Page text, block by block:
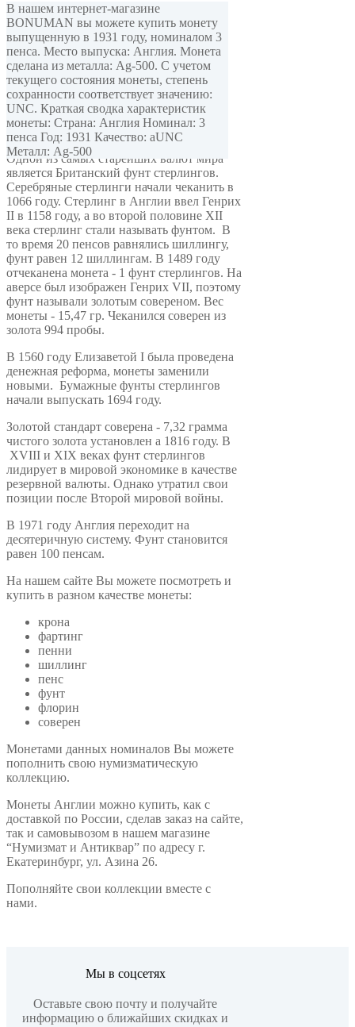
В нашем интернет-магазине
BONUMAN вы можете купить монету
выпущенную в 1931 году, номиналом 3
пенса. Место выпуска: Англия. Монета
сделана из металла: Ag-500. С учетом
текущего состояния монеты, степень
сохранности соответствует значению:
UNC. Краткая сводка характеристик
монеты: Страна: Англия Номинал: 3
пенса Год: 1931 Качество: aUNC
Металл: Ag-500
В данном разделе Вы можете Найти и
купить монеты Англии разных типов и
периодов.
Одной из самых старейших валют мира
является Британский фунт стерлингов.
Серебряные стерлинги начали чеканить в
1066 году. Стерлинг в Англии ввел Генрих
II в 1158 году, а во второй половине XII
века стерлинг стали называть фунтом. В
то время 20 пенсов равнялись шиллингу,
фунт равен 12 шиллингам. В 1489 году
отчеканена монета - 1 фунт стерлингов. На
аверсе был изображен Генрих VII, поэтому
фунт называли золотым совереном. Вес
монеты - 15,47 гр. Чеканился соверен из
золота 994 пробы.
В 1560 году Елизаветой I была проведена
денежная реформа, монеты заменили
новыми. Бумажные фунты стерлингов
начали выпускать 1694 году.
Золотой стандарт соверена - 7,32 грамма
чистого золота установлен а 1816 году. В
XVIII и XIX веках фунт стерлингов
лидирует в мировой экономике в качестве
резервной валюты. Однако утратил свои
позиции после Второй мировой войны.
В 1971 году Англия переходит на
десятеричную систему. Фунт становится
равен 100 пенсам.
На нашем сайте Вы можете посмотреть и
купить в разном качестве монеты:
крона
фартинг
пенни
шиллинг
пенс
фунт
флорин
соверен
Монетами данных номиналов Вы можете
пополнить свою нумизматическую
коллекцию.
Монеты Англии можно купить, как с
доставкой по России, сделав заказ на сайте,
так и самовывозом в нашем магазине
“Нумизмат и Антиквар” по адресу г.
Екатеринбург, ул. Азина 26.
Пополняйте свои коллекции вместе с
нами.
Мы в соцсетях
Оставьте свою почту и получайте
информацию о ближайших скидках и